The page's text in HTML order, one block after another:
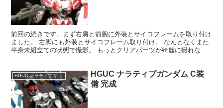
前回の続きです。まず右肩と前腕に外装とサイコフレームを取り付け
ました。 右脚にも外装とサイコフレーム取り付け。 なんとなくまた
半身未組立ての状態で撮影。 もっとクリアパーツが綺麗に撮れない
HGUC ナラティブガンダム
HGUC ナラティブガンダム C装
備 完成